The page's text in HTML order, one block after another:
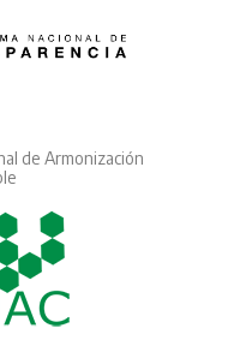
de Armonización